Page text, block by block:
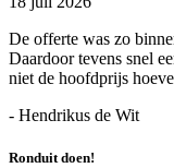
De offerte was zo
Daardoor tevens snel
niet de hoofdprijs
- Hendrikus de Wit
Ronduit doen!